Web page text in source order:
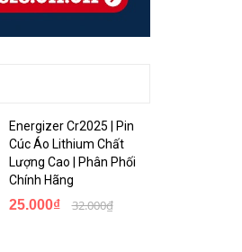
Energizer Cr2025 | Pin
Cúc Áo Lithium Chất
Lượng Cao | Phân Phối
Chính Hãng
25.000₫ 32.000₫